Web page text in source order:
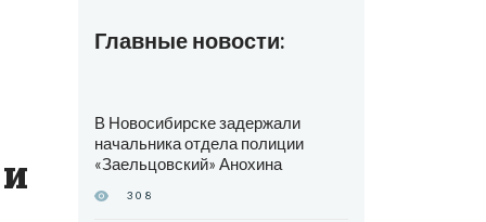
Главные новости:
В Новосибирске задержали
начальника отдела полиции
«Заельцовский» Анохина
308